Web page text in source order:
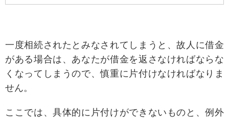
一度相続されたとみなされてしまうと、故人に借金
がある場合は、あなたが借金を返さなければならな
くなってしまうので、慎重に片付けなければなりま
せん。
ここでは、具体的に片付けができないものと、例外